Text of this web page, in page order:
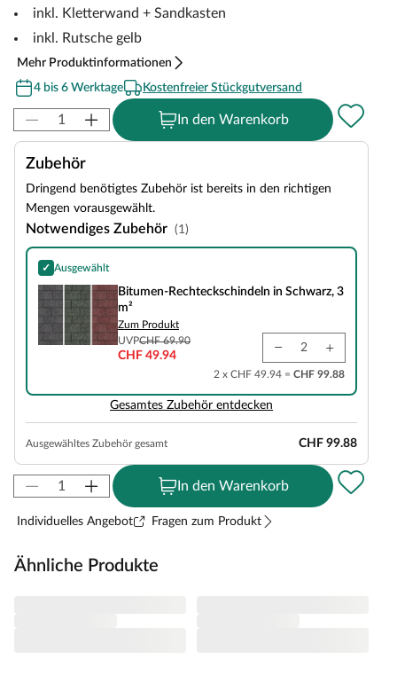
inkl. Kletterwand + Sandkasten
inkl. Rutsche gelb
Mehr Produktinformationen
4 bis 6 Werktage
Kostenfreier Stückgutversand
In den Warenkorb
Zubehör
Dringend benötigtes Zubehör ist bereits in den richtigen
Mengen vorausgewählt.
Notwendiges Zubehör (1)
✓ Ausgewählt
Bitumen-Rechteckschindeln in Schwarz, 3 m²
Bitumen-Rechteckschindeln in Schwarz, 3
m²
Zum Produkt
UVPCHF 69.90
CHF 49.94
2 x CHF 49.94 = CHF 99.88
Gesamtes Zubehör entdecken
Ausgewähltes Zubehör gesamt CHF 99.88
In den Warenkorb
Individuelles Angebot Fragen zum Produkt
Ähnliche Produkte